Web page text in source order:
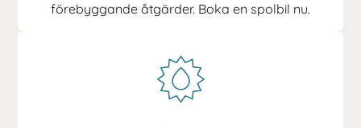
förebyggande åtgärder. Boka en spolbil nu.